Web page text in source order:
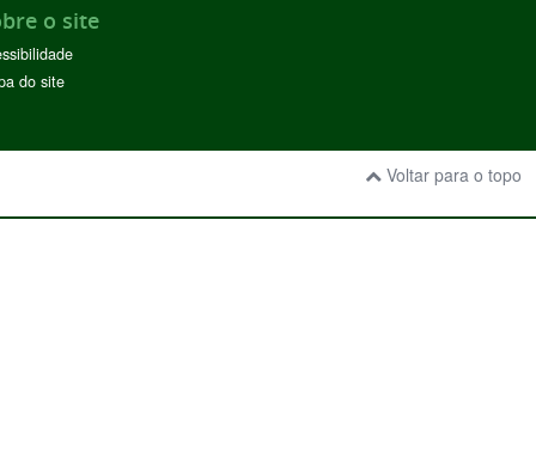
o site
do site
Voltar para o topo